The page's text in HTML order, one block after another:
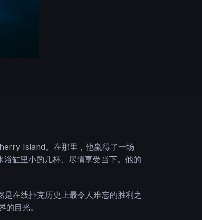
Island。在那里，他赢得了一场
缸里小酌几杯、尽情享受当下。他的
在线扑克历史上最令人难忘的胜利之
目光。